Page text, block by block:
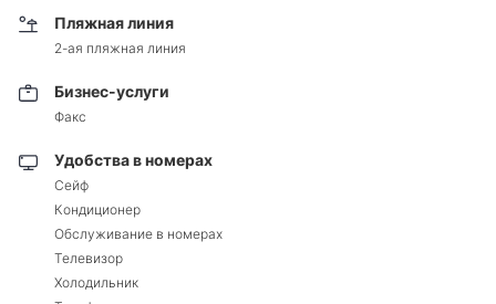
Пляжная линия
2-ая пляжная линия
Бизнес-услуги
Факс
Удобства в номерах
Сейф
Кондиционер
Обслуживание в номерах
Телевизор
Холодильник